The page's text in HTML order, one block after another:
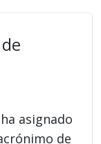
asignado
de